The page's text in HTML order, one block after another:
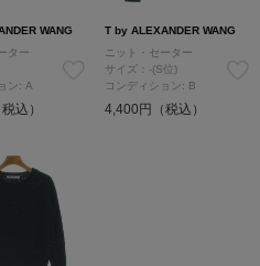
WANG
ター
ン: A
込）
T by ALEXANDER WANG
ニット・セーター
サイズ：-(S位)
コンディション: B
4,400円（税込）